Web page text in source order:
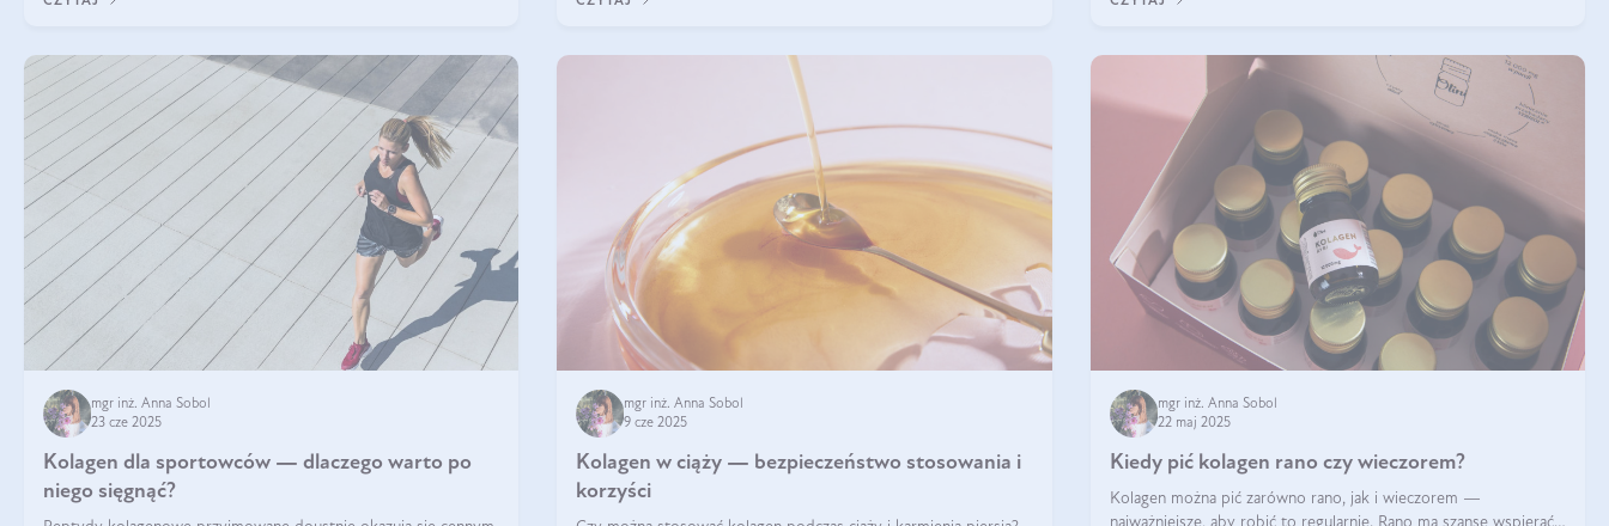
tych substancji z roślin?
zewnętrzny prezentował się zdrowo i atrakcyjnie. Stosowanie
formie, byłby trudno strawialny. Aby był lepiej przyswajalny i
mgr inż. Anna Sobol
23 cze 2025
Kolagen dla sportowców — dlaczego warto po
niego sięgnąć?
mgr inż. Anna Sobol
9 cze 2025
Kolagen w ciąży — bezpieczeństwo stosowania i
korzyści
mgr inż. Anna Sobol
22 maj 2025
Kiedy pić kolagen rano czy wieczorem?
Kolagen można pić zarówno rano, jak i wieczorem —